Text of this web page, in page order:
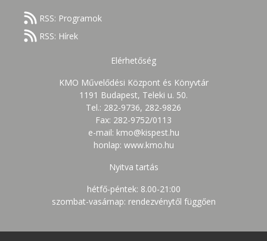
RSS: Programok
RSS: Hírek
Elérhetőség
KMO Művelődési Központ és Könyvtár
1191 Budapest, Teleki u. 50.
Tel.: 282-9736, 282-9826
Fax: 282-9752/0113
e-mail: kmo@kispest.hu
honlap: www.kmo.hu
Nyitva tartás
hétfő-péntek: 8.00-21:00
szombat-vasárnap: rendezvénytől függően